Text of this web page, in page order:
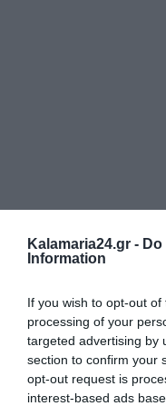
Kalamaria24.gr -
Information
If you wish to opt-out
processing of your
targeted advertising by
section to confirm your
opt-out request is
interest-based ads